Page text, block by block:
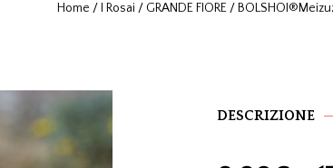
Home / I Rosai / GRANDE FIORE /
DESCRIZIONE